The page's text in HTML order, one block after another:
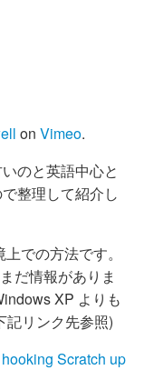
on Vimeo.
のと英語中心と
整理して紹介し
での方法です。
だ情報がありま
XP よりも
記リンク先参照)
Scratch up